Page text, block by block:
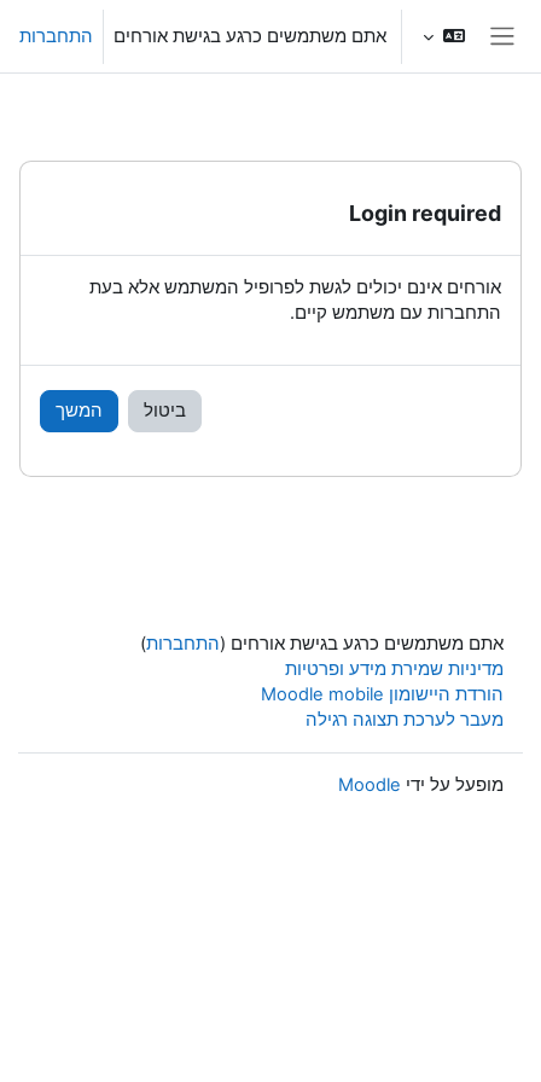
חלון סקירה צדדי
אתם משתמשים כרגע בגישת אורחים התחברות
Login required
אורחים אינם יכולים לגשת לפרופיל המשתמש אלא בעת
התחברות עם משתמש קיים.
ביטול המשך
אתם משתמשים כרגע בגישת אורחים (התחברות)
מדיניות שמירת מידע ופרטיות
הורדת היישומון Moodle mobile
מעבר לערכת תצוגה רגילה
מופעל על ידי Moodle